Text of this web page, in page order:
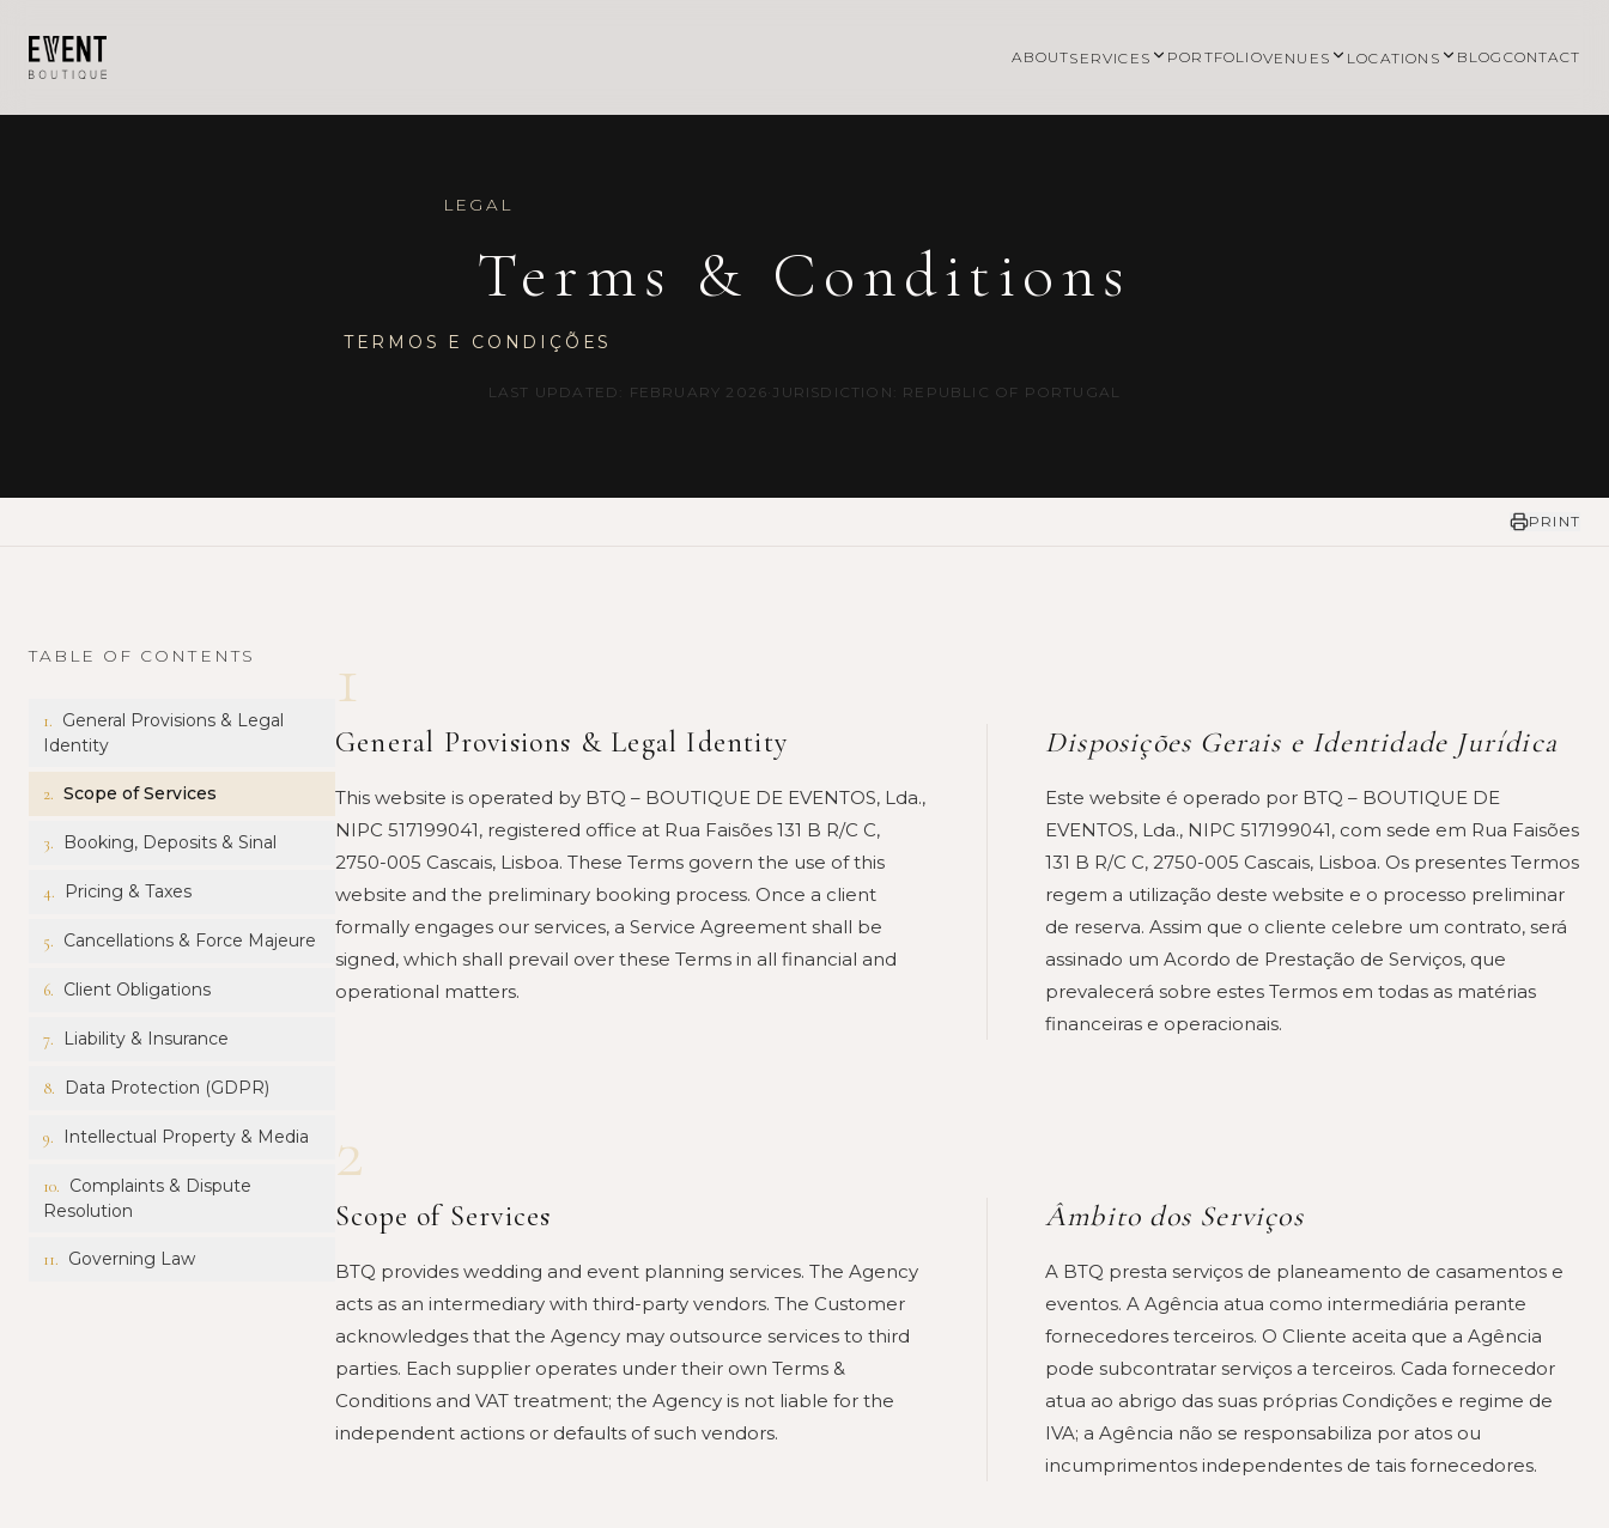
ABOUTSERVICES PORTFOLIOVENUES LOCATIONS BLOG CONTACT
LEGAL
Terms & Conditions
TERMOS E CONDIÇÕES
LAST UPDATED: FEBRUARY 2026 JURISDICTION: REPUBLIC OF PORTUGAL
PRINT
TABLE OF CONTENTS
1. General Provisions & Legal
Identity
2. Scope of Services
3. Booking, Deposits & Sinal
4. Pricing & Taxes
5. Cancellations & Force Majeure
6. Client Obligations
7. Liability & Insurance
8. Data Protection (GDPR)
9. Intellectual Property & Media
10. Complaints & Dispute
Resolution
11. Governing Law
1
General Provisions & Legal Identity
This website is operated by BTQ – BOUTIQUE DE EVENTOS, Lda.,
NIPC 517199041, registered office at Rua Faisões 131 B R/C C,
2750-005 Cascais, Lisboa. These Terms govern the use of this
website and the preliminary booking process. Once a client
formally engages our services, a Service Agreement shall be
signed, which shall prevail over these Terms in all financial and
operational matters.
Disposições Gerais e Identidade Jurídica
Este website é operado por BTQ – BOUTIQUE DE
EVENTOS, Lda., NIPC 517199041, com sede em Rua Faisões
131 B R/C C, 2750-005 Cascais, Lisboa. Os presentes Termos
regem a utilização deste website e o processo preliminar
de reserva. Assim que o cliente celebre um contrato, será
assinado um Acordo de Prestação de Serviços, que
prevalecerá sobre estes Termos em todas as matérias
financeiras e operacionais.
2
Scope of Services
BTQ provides wedding and event planning services. The Agency
acts as an intermediary with third-party vendors. The Customer
acknowledges that the Agency may outsource services to third
parties. Each supplier operates under their own Terms &
Conditions and VAT treatment; the Agency is not liable for the
independent actions or defaults of such vendors.
Âmbito dos Serviços
A BTQ presta serviços de planeamento de casamentos e
eventos. A Agência atua como intermediária perante
fornecedores terceiros. O Cliente aceita que a Agência
pode subcontratar serviços a terceiros. Cada fornecedor
atua ao abrigo das suas próprias Condições e regime de
IVA; a Agência não se responsabiliza por atos ou
incumprimentos independentes de tais fornecedores.